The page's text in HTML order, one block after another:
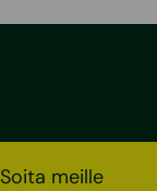
Soita meille